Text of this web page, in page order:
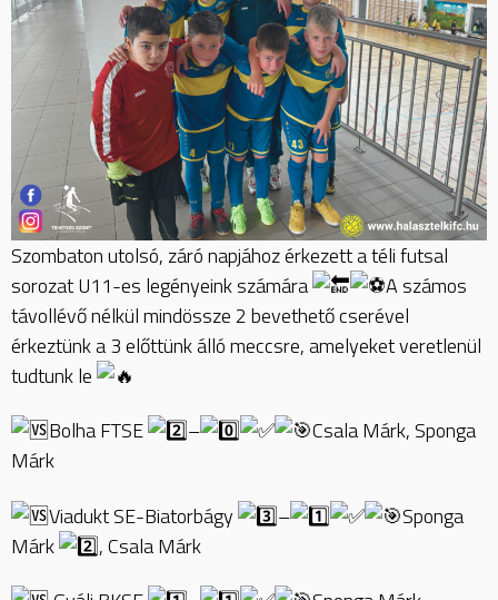
Szombaton utolsó, záró napjához érkezett a téli futsal
sorozat U11-es legényeink számára
A számos
távollévő nélkül mindössze 2 bevethető cserével
érkeztünk a 3 előttünk álló meccsre, amelyeket veretlenül
tudtunk le
Bolha FTSE
–
Csala Márk, Sponga
Márk
Viadukt SE-Biatorbágy
–
Sponga
Márk
, Csala Márk